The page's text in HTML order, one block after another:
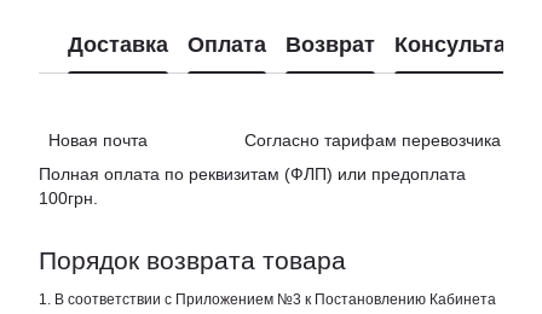
Доставка Оплата Возврат
Новая почта Согласно тарифам перевозчика
Полная оплата по реквизитам (ФЛП) или предоплата
100грн.
Порядок возврата товара
1. В соответствии с Приложением №3 к Постановлению Кабинета